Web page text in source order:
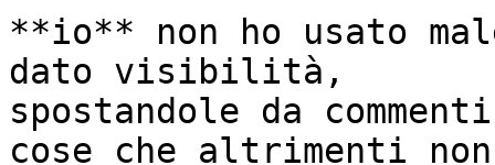
**io** non ho usato
dato visibilità,
spostandole da
cose che altrimenti non